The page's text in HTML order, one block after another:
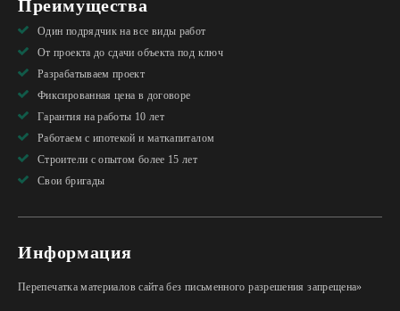
Преимущества
Один подрядчик на все виды работ
От проекта до сдачи объекта под ключ
Разрабатываем проект
Фиксированная цена в договоре
Гарантия на работы 10 лет
Работаем с ипотекой и маткапиталом
Строители с опытом более 15 лет
Свои бригады
Информация
Перепечатка материалов сайта без письменного разрешения запрещена»